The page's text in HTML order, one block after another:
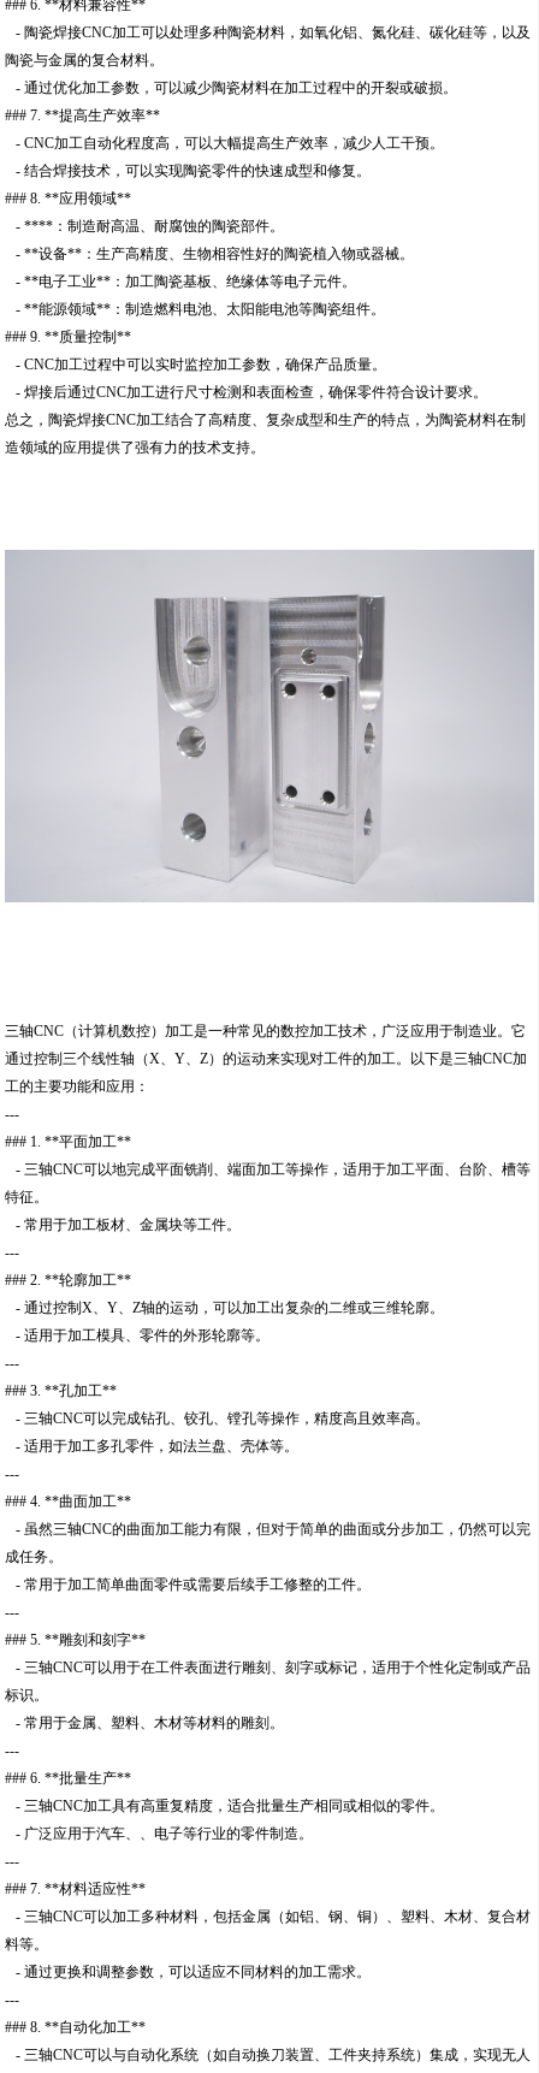
### 6. **材料兼容性**
- 陶瓷焊接CNC加工可以处理多种陶瓷材料，如氧化铝、氮化硅、碳化硅等，以及
陶瓷与金属的复合材料。
- 通过优化加工参数，可以减少陶瓷材料在加工过程中的开裂或破损。
### 7. **提高生产效率**
- CNC加工自动化程度高，可以大幅提高生产效率，减少人工干预。
- 结合焊接技术，可以实现陶瓷零件的快速成型和修复。
### 8. **应用领域**
- ****：制造耐高温、耐腐蚀的陶瓷部件。
- **设备**：生产高精度、生物相容性好的陶瓷植入物或器械。
- **电子工业**：加工陶瓷基板、绝缘体等电子元件。
- **能源领域**：制造燃料电池、太阳能电池等陶瓷组件。
### 9. **质量控制**
- CNC加工过程中可以实时监控加工参数，确保产品质量。
- 焊接后通过CNC加工进行尺寸检测和表面检查，确保零件符合设计要求。
总之，陶瓷焊接CNC加工结合了高精度、复杂成型和生产的特点，为陶瓷材料在制
造领域的应用提供了强有力的技术支持。
三轴CNC（计算机数控）加工是一种常见的数控加工技术，广泛应用于制造业。它
通过控制三个线性轴（X、Y、Z）的运动来实现对工件的加工。以下是三轴CNC加
工的主要功能和应用：
---
### 1. **平面加工**
- 三轴CNC可以地完成平面铣削、端面加工等操作，适用于加工平面、台阶、槽等
特征。
- 常用于加工板材、金属块等工件。
---
### 2. **轮廓加工**
- 通过控制X、Y、Z轴的运动，可以加工出复杂的二维或三维轮廓。
- 适用于加工模具、零件的外形轮廓等。
---
### 3. **孔加工**
- 三轴CNC可以完成钻孔、铰孔、镗孔等操作，精度高且效率高。
- 适用于加工多孔零件，如法兰盘、壳体等。
---
### 4. **曲面加工**
- 虽然三轴CNC的曲面加工能力有限，但对于简单的曲面或分步加工，仍然可以完
成任务。
- 常用于加工简单曲面零件或需要后续手工修整的工件。
---
### 5. **雕刻和刻字**
- 三轴CNC可以用于在工件表面进行雕刻、刻字或标记，适用于个性化定制或产品
标识。
- 常用于金属、塑料、木材等材料的雕刻。
---
### 6. **批量生产**
- 三轴CNC加工具有高重复精度，适合批量生产相同或相似的零件。
- 广泛应用于汽车、、电子等行业的零件制造。
---
### 7. **材料适应性**
- 三轴CNC可以加工多种材料，包括金属（如铝、钢、铜）、塑料、木材、复合材
料等。
- 通过更换和调整参数，可以适应不同材料的加工需求。
---
### 8. **自动化加工**
- 三轴CNC可以与自动化系统（如自动换刀装置、工件夹持系统）集成，实现无人